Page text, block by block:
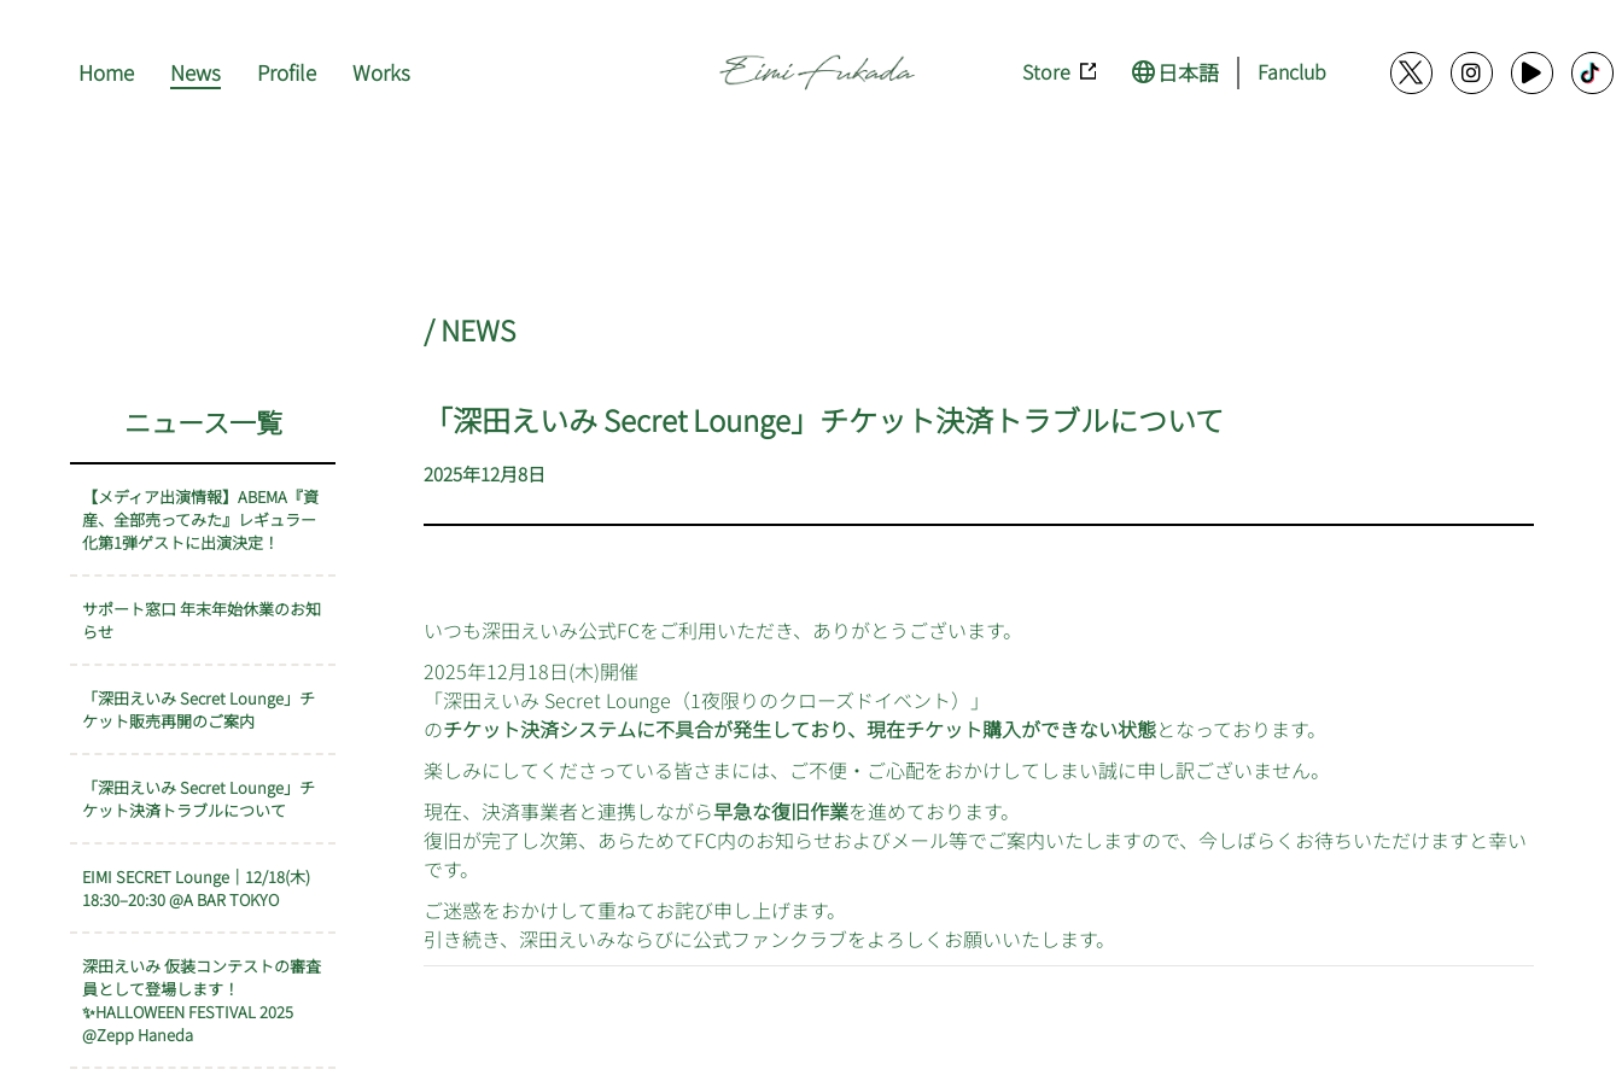
Home News Profile Works Store 日本語 Fanclub
ニュース一覧
【メディア出演情報】ABEMA『資
産、全部売ってみた』レギュラー
化第1弾ゲストに出演決定！
サポート窓口 年末年始休業のお知
らせ
「深田えいみ Secret Lounge」チ
ケット販売再開のご案内
「深田えいみ Secret Lounge」チ
ケット決済トラブルについて
EIMI SECRET Lounge｜12/18(木)
18:30–20:30 @A BAR TOKYO
深田えいみ 仮装コンテストの審査
員として登場します！
✨HALLOWEEN FESTIVAL 2025
@Zepp Haneda
/ NEWS
「深田えいみ Secret Lounge」チケット決済トラブルについて
2025年12月8日
いつも深田えいみ公式FCをご利用いただき、ありがとうございます。
2025年12月18日(木)開催
「深田えいみ Secret Lounge（1夜限りのクローズドイベント）」
のチケット決済システムに不具合が発生しており、現在チケット購入ができない状態となっております。
楽しみにしてくださっている皆さまには、ご不便・ご心配をおかけしてしまい誠に申し訳ございません。
現在、決済事業者と連携しながら早急な復旧作業を進めております。
復旧が完了し次第、あらためてFC内のお知らせおよびメール等でご案内いたしますので、今しばらくお待ちいただけますと幸い
です。
ご迷惑をおかけして重ねてお詫び申し上げます。
引き続き、深田えいみならびに公式ファンクラブをよろしくお願いいたします。